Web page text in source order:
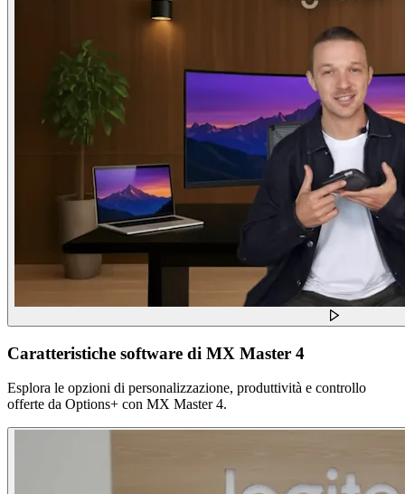
Caratteristiche software di MX Master 4
Esplora le opzioni di personalizzazione, produttività e controllo
offerte da Options+ con MX Master 4.